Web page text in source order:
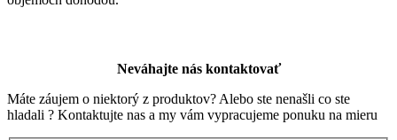
Neváhajte nás kontaktovať
Máte záujem o niektorý z produktov? Alebo ste nenašli co ste
hladali ? Kontaktujte nas a my vám vypracujeme ponuku na mieru